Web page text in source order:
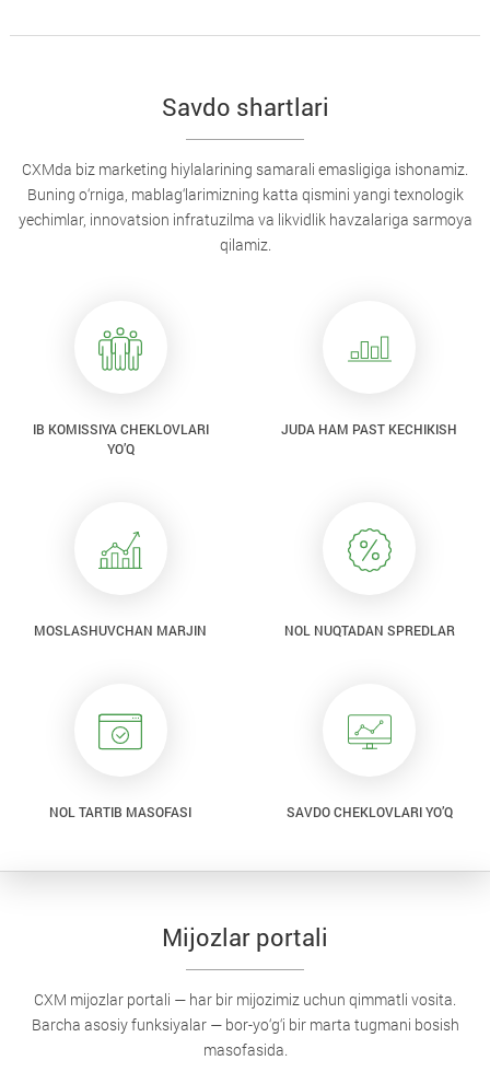
Savdo shartlari
CXMda biz marketing hiylalarining samarali emasligiga ishonamiz.
Buning o‘rniga, mablag‘larimizning katta qismini yangi texnologik
yechimlar, innovatsion infratuzilma va likvidlik havzalariga sarmoya
qilamiz.
IB KOMISSIYA CHEKLOVLARI
YO’Q
JUDA HAM PAST KECHIKISH
MOSLASHUVCHAN MARJIN NOL NUQTADAN SPREDLAR
NOL TARTIB MASOFASI SAVDO CHEKLOVLARI YO’Q
Mijozlar portali
CXM mijozlar portali — har bir mijozimiz uchun qimmatli vosita.
Barcha asosiy funksiyalar — bor-yo‘g‘i bir marta tugmani bosish
masofasida.